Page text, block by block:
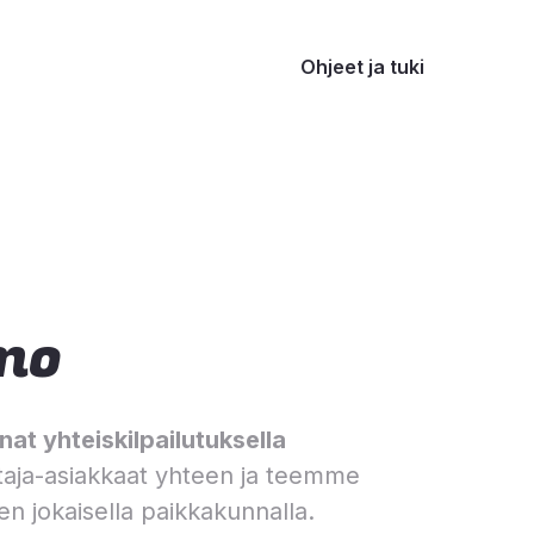
Ohjeet ja tuki
yhteiskilpailutuksella
asiakkaat yhteen ja teemme
jokaisella paikkakunnalla.